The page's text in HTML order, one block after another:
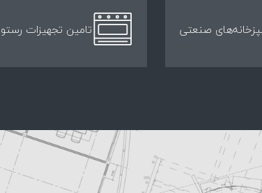
صنعتی تامین تجهیزات